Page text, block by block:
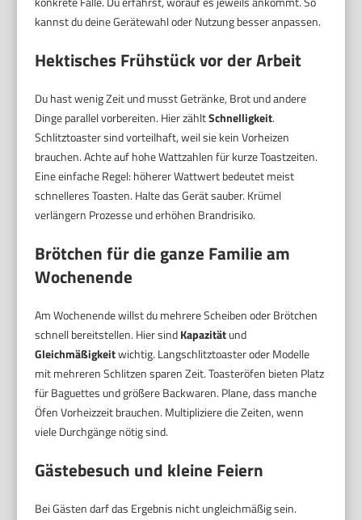
kannst du deine Gerätewahl oder Nutzung besser anpassen.
Hektisches Frühstück vor der Arbeit
Du hast wenig Zeit und musst Getränke, Brot und andere
Dinge parallel vorbereiten. Hier zähltSchnelligkeit.
Schlitztoaster sind vorteilhaft, weil sie kein Vorheizen
brauchen. Achte auf hohe Wattzahlen für kurze Toastzeiten.
Eine einfache Regel: höherer Wattwert bedeutet meist
schnelleres Toasten. Halte das Gerät sauber. Krümel
verlängern Prozesse und erhöhen Brandrisiko.
Brötchen für die ganze Familie am
Wochenende
Am Wochenende willst du mehrere Scheiben oder Brötchen
schnell bereitstellen. Hier sindKapazitätund
Gleichmäßigkeitwichtig. Langschlitztoaster oder Modelle
mit mehreren Schlitzen sparen Zeit. Toasteröfen bieten Platz
für Baguettes und größere Backwaren. Plane, dass manche
Öfen Vorheizzeit brauchen. Multipliziere die Zeiten, wenn
viele Durchgänge nötig sind.
Gästebesuch und kleine Feiern
Bei Gästen darf das Ergebnis nicht ungleichmäßig sein.